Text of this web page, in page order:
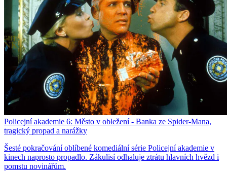
Policejní akademie 6: Město v obležení - Banka ze Spider-Mana,
tragický propad a narážky
Šesté pokračování oblíbené komediální série Policejní akademie v
kinech naprosto propadlo. Zákulisí odhaluje ztrátu hlavních hvězd i
pomstu novinářům.